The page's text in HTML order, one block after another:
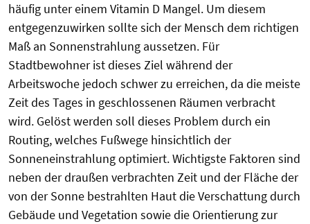
häufig unter einem Vitamin D Mangel. Um diesem
entgegenzuwirken sollte sich der Mensch dem richtigen
Maß an Sonnenstrahlung aussetzen. Für
Stadtbewohner ist dieses Ziel während der
Arbeitswoche jedoch schwer zu erreichen, da die meiste
Zeit des Tages in geschlossenen Räumen verbracht
wird. Gelöst werden soll dieses Problem durch ein
Routing, welches Fußwege hinsichtlich der
Sonneneinstrahlung optimiert. Wichtigste Faktoren sind
neben der draußen verbrachten Zeit und der Fläche der
von der Sonne bestrahlten Haut die Verschattung durch
Gebäude und Vegetation sowie die Orientierung zur